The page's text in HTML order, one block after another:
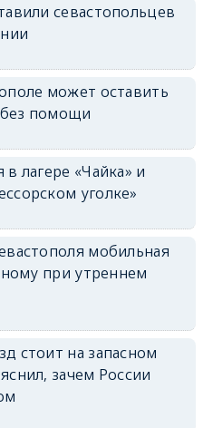
севастопольцев
может оставить
помощи
лагере «Чайка» и
уголке»
мобильная
при утреннем
стоит на запасном
зачем России